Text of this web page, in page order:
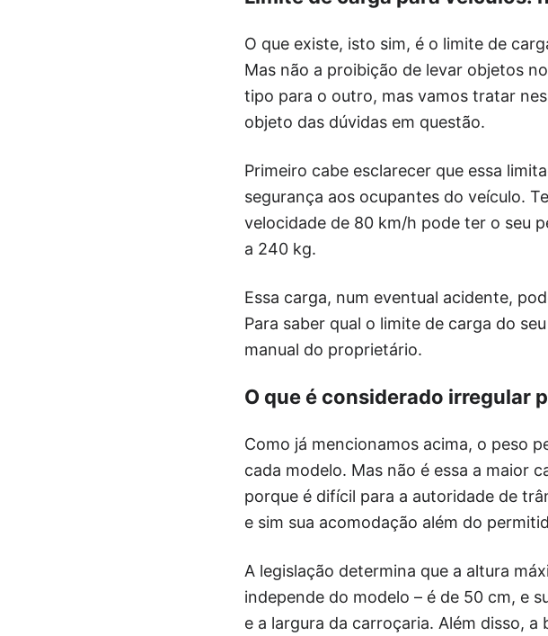
O que existe, isto sim, é o limite de
Mas não a proibição de levar objetos
tipo para o outro, mas vamos tratar
objeto das dúvidas em questão.
Primeiro cabe esclarecer que essa
segurança aos ocupantes do veículo.
velocidade de 80 km/h pode ter o seu
a 240 kg.
Essa carga, num eventual acidente,
Para saber qual o limite de carga do
manual do proprietário.
O que é considerado irregular
Como já mencionamos acima, o peso
cada modelo. Mas não é essa a maior
porque é difícil para a autoridade de
e sim sua acomodação além do
A legislação determina que a altura
independe do modelo – é de 50 cm, e
e a largura da carroçaria. Além disso,